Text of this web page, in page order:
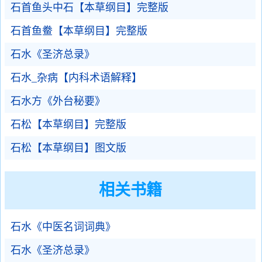
石首鱼头中石【本草纲目】完整版
石首鱼鲞【本草纲目】完整版
石水《圣济总录》
石水_杂病【内科术语解释】
石水方《外台秘要》
石松【本草纲目】完整版
石松【本草纲目】图文版
相关书籍
石水《中医名词词典》
石水《圣济总录》